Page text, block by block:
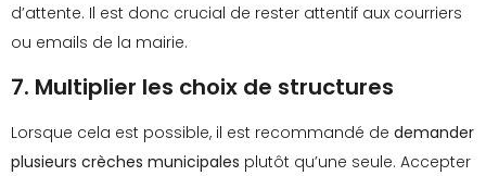
d’attente. Il est donc crucial de rester attentif aux courriers
ou emails de la mairie.
7. Multiplier les choix de structures
Lorsque cela est possible, il est recommandé de demander
plusieurs crèches municipales plutôt qu’une seule. Accepter